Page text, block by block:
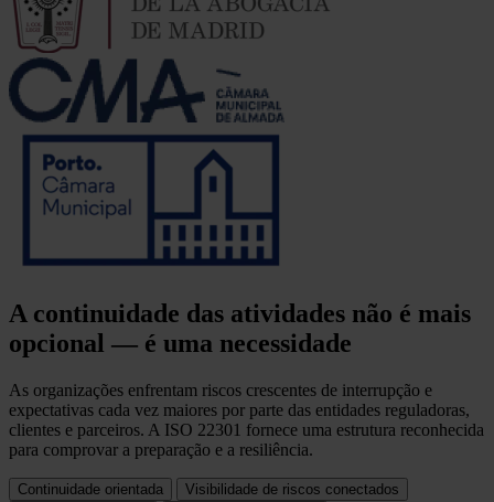
A continuidade das atividades não é mais
opcional — é uma necessidade
As organizações enfrentam riscos crescentes de interrupção e
expectativas cada vez maiores por parte das entidades reguladoras,
clientes e parceiros. A ISO 22301 fornece uma estrutura reconhecida
para comprovar a preparação e a resiliência.
Continuidade orientada
Visibilidade de riscos conectados